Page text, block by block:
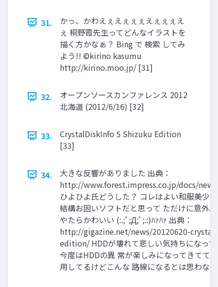
31.
かっ、かわえぇえぇぇぇえぇぇぇえ
ぇ 桐野霞先生ってどんなイラストを
描く方かなぁ？ Bing で 検索 してみ
よう!! ©kirino kasumu
http://kirino.moo.jp/ [31]
32.
オープンソースカンファレンス 2012
北海道 (2012/6/16) [32]
33.
CrystalDiskInfo 5 Shizuku Edition
[33]
34.
大きな反響がありました 出典：
http://www.forest.impress.co.jp/docs/
ひよひよ氏どうした？ コレはよい和服美少
結構お固いソフトだと思って ただけに意外
やたらかわいい (:.;ﾟ;Д;ﾟ;.:)ﾊｧﾊｧ 出典：
http://gigazine.net/news/20120620-
edition/ HDDが壊れて悲しい気持ちになっ
今度はHDDの異 常が楽しみになってきてて
用してるけどこんな 路線になるとは思わな